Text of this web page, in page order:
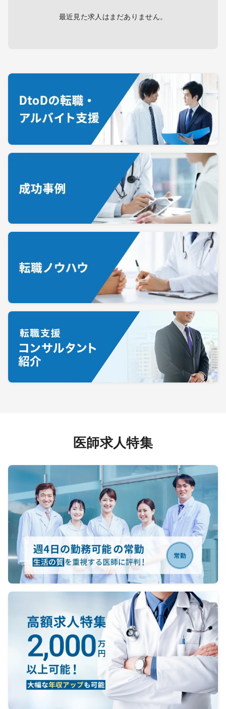
最近見た求人はまだありません。
医師求人特集